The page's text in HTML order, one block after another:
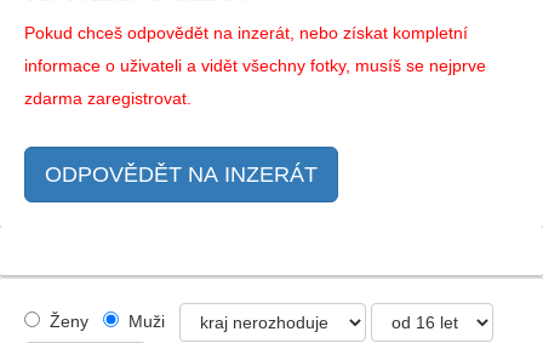
Pokud chceš odpovědět na inzerát, nebo získat kompletní
informace o uživateli a vidět všechny fotky, musíš se nejprve
zdarma zaregistrovat.
ODPOVĚDĚT NA INZERÁT
Ženy Muži